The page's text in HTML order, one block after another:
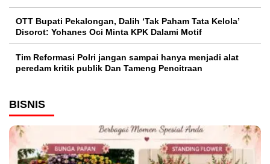
OTT Bupati Pekalongan, Dalih ‘Tak Paham Tata Kelola’
Disorot: Yohanes Oci Minta KPK Dalami Motif
Tim Reformasi Polri jangan sampai hanya menjadi alat
peredam kritik publik Dan Tameng Pencitraan
BISNIS